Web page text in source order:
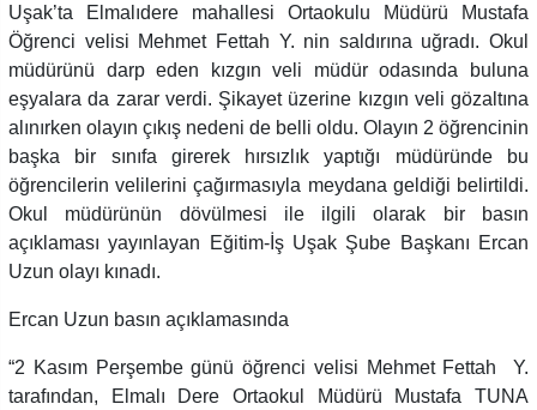
Uşak’ta Elmalıdere mahallesi Ortaokulu Müdürü Mustafa
Öğrenci velisi Mehmet Fettah Y. nin saldırına uğradı. Okul
müdürünü darp eden kızgın veli müdür odasında buluna
eşyalara da zarar verdi. Şikayet üzerine kızgın veli gözaltına
alınırken olayın çıkış nedeni de belli oldu. Olayın 2 öğrencinin
başka bir sınıfa girerek hırsızlık yaptığı müdüründe bu
öğrencilerin velilerini çağırmasıyla meydana geldiği belirtildi.
Okul müdürünün dövülmesi ile ilgili olarak bir basın
açıklaması yayınlayan Eğitim-İş Uşak Şube Başkanı Ercan
Uzun olayı kınadı.
Ercan Uzun basın açıklamasında
“2 Kasım Perşembe günü öğrenci velisi Mehmet Fettah Y.
tarafından, Elmalı Dere Ortaokul Müdürü Mustafa TUNA